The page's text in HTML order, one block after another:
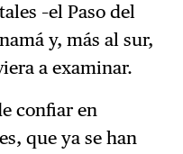
–el Paso del
y, más al sur,
a examinar.
confiar en
que ya se han